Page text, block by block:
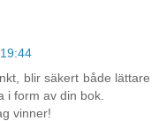
blir säkert både lättare
i form av din bok.
vinner!